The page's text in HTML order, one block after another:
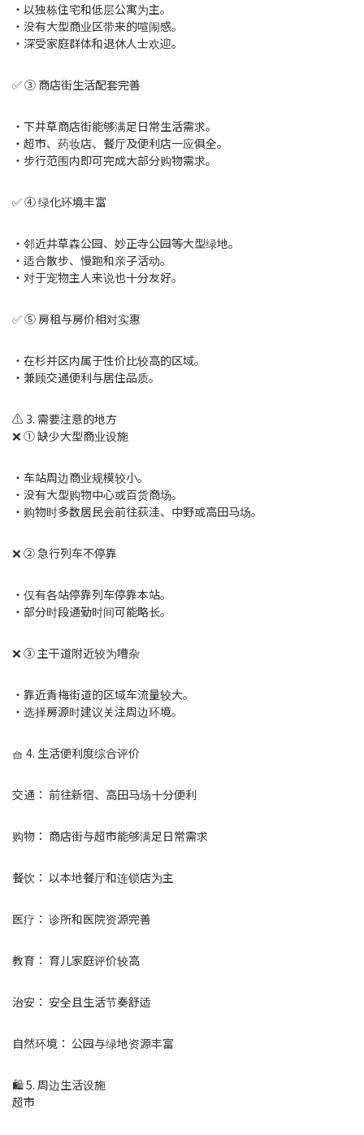
・以独栋住宅和低层公寓为主。
・没有大型商业区带来的喧闹感。
・深受家庭群体和退休人士欢迎。
✅ ③ 商店街生活配套完善
・下井草商店街能够满足日常生活需求。
・超市、药妆店、餐厅及便利店一应俱全。
・步行范围内即可完成大部分购物需求。
✅ ④ 绿化环境丰富
・邻近井草森公园、妙正寺公园等大型绿地。
・适合散步、慢跑和亲子活动。
・对于宠物主人来说也十分友好。
✅ ⑤ 房租与房价相对实惠
・在杉并区内属于性价比较高的区域。
・兼顾交通便利与居住品质。
⚠️ 3. 需要注意的地方
❌ ① 缺少大型商业设施
・车站周边商业规模较小。
・没有大型购物中心或百货商场。
・购物时多数居民会前往荻洼、中野或高田马场。
❌ ② 急行列车不停靠
・仅有各站停靠列车停靠本站。
・部分时段通勤时间可能略长。
❌ ③ 主干道附近较为嘈杂
・靠近青梅街道的区域车流量较大。
・选择房源时建议关注周边环境。
🧺 4. 生活便利度综合评价
交通： 前往新宿、高田马场十分便利
购物： 商店街与超市能够满足日常需求
餐饮： 以本地餐厅和连锁店为主
医疗： 诊所和医院资源完善
教育： 育儿家庭评价较高
治安： 安全且生活节奏舒适
自然环境： 公园与绿地资源丰富
🛍 5. 周边生活设施
超市